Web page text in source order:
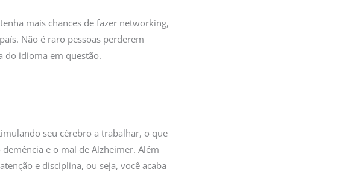
mais chances de fazer networking,
Não é raro pessoas perderem
do idioma em questão.
seu cérebro a trabalhar, o que
e o mal de Alzheimer. Além
e disciplina, ou seja, você acaba